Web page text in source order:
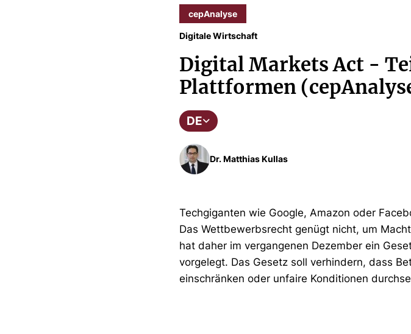
cepAnalyse
Digitale Wirtschaft
Digital Markets Act -
Plattformen
DE
Dr. Matthias Kullas
Techgiganten wie Google, Amazon oder
Das Wettbewerbsrecht genügt nicht, um
hat daher im vergangenen Dezember ein
vorgelegt. Das Gesetz soll verhindern, dass
einschränken oder unfaire Konditionen